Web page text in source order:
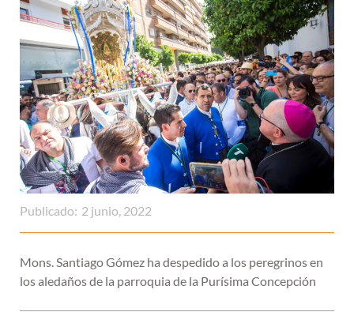
Publicado: 2 junio, 2022
Mons. Santiago Gómez ha despedido a los peregrinos en
los aledaños de la parroquia de la Purísima Concepción